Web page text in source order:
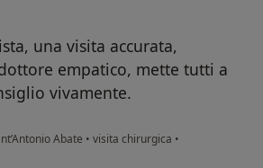
una visita accurata,
empatico, mette tutti a
vivamente.
Abate • visita chirurgica •
D'amora Catello